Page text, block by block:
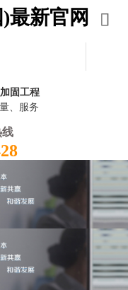
新官网
固工程
、服务
线